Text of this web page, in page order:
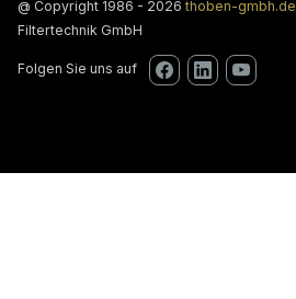
@ Copyright 1986 - 2026thoben-gmbh.de
Filtertechnik GmbH
Folgen Sie uns auf